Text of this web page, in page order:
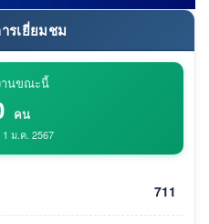
รเยี่ยมชม
านขณะนี้
คน
1 ม.ค. 2567
711